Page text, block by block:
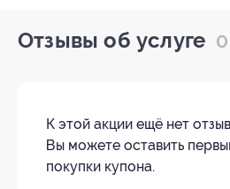
Отзывы об услуге 0
К этой акции ещё нет
Вы можете оставить
покупки купона.